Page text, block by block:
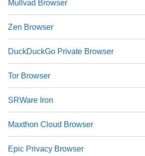
Mullvad Browser
Zen Browser
DuckDuckGo Private Browser
Tor Browser
SRWare Iron
Maxthon Cloud Browser
Epic Privacy Browser